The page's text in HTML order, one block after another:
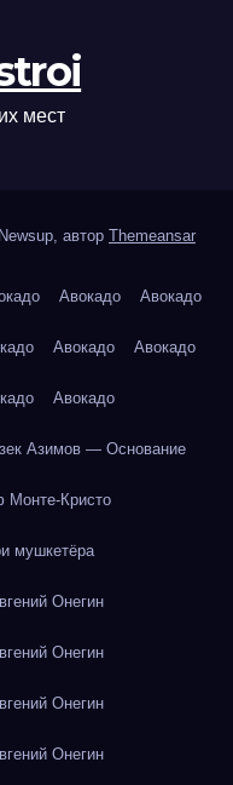
мест
автор Themeansar
Авокадо Авокадо
Авокадо Авокадо
Авокадо
Азимов — Основание
Кристо
мушкетёра
Онегин
Онегин
Онегин
Онегин